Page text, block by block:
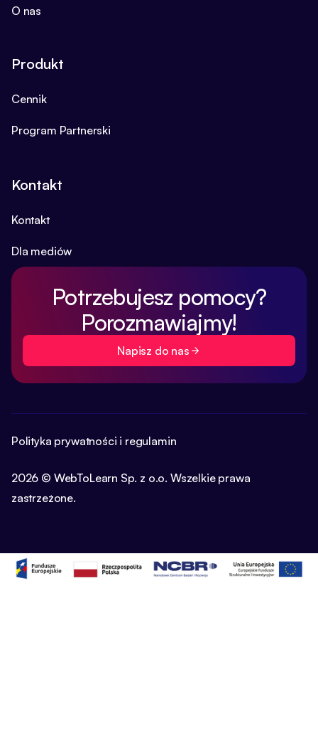
O nas
Produkt
Cennik
Program Partnerski
Kontakt
Kontakt
Dla mediów
Potrzebujesz pomocy?
Porozmawiajmy!
Napisz do nas
2026 © WebToLearn Sp. z o.o. Wszelkie prawa
zastrzeżone.
Polityka prywatności i regulamin